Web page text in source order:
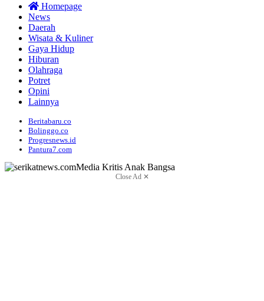
Homepage
News
Daerah
Wisata & Kuliner
Gaya Hidup
Hiburan
Olahraga
Potret
Opini
Lainnya
Beritabaru.co
Bolinggo.co
Progresnews.id
Pantura7.com
Close Ad ✕